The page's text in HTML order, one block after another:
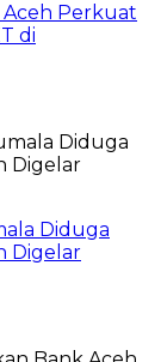
Aceh Perkuat
di
Diduga
Digelar